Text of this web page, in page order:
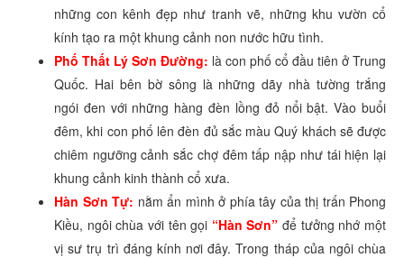
những con kênh đẹp như tranh vẽ, những khu vườn cổ
kính tạo ra một khung cảnh non nước hữu tình.
Phố Thất Lý Sơn Đường: là con phố cổ đầu tiên ở Trung
Quốc. Hai bên bờ sông là những dãy nhà tường trắng
ngói đen với những hàng đèn lồng đỏ nổi bật. Vào buổi
đêm, khi con phố lên đèn đủ sắc màu Quý khách sẽ được
chiêm ngưỡng cảnh sắc chợ đêm tấp nập như tái hiện lại
khung cảnh kinh thành cổ xưa.
Hàn Sơn Tự: nằm ẩn mình ở phía tây của thị trấn Phong
Kiều, ngôi chùa với tên gọi “Hàn Sơn” để tưởng nhớ một
vị sư trụ trì đáng kính nơi đây. Trong tháp của ngôi chùa